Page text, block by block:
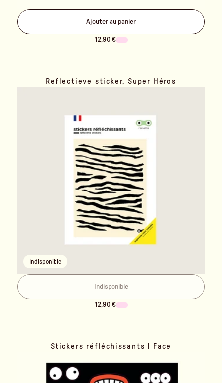
Ajouter au panier
12,90 €
Reflectieve sticker, Super Héros
Indisponible
Indisponible
12,90 €
Stickers réfléchissants | Face